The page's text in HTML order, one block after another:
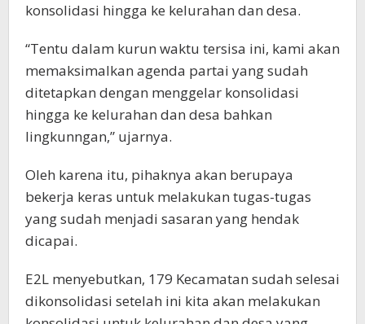
konsolidasi hingga ke kelurahan dan desa.
“Tentu dalam kurun waktu tersisa ini, kami akan
memaksimalkan agenda partai yang sudah
ditetapkan dengan menggelar konsolidasi
hingga ke kelurahan dan desa bahkan
lingkunngan,” ujarnya.
Oleh karena itu, pihaknya akan berupaya
bekerja keras untuk melakukan tugas-tugas
yang sudah menjadi sasaran yang hendak
dicapai.
E2L menyebutkan, 179 Kecamatan sudah selesai
dikonsolidasi setelah ini kita akan melakukan